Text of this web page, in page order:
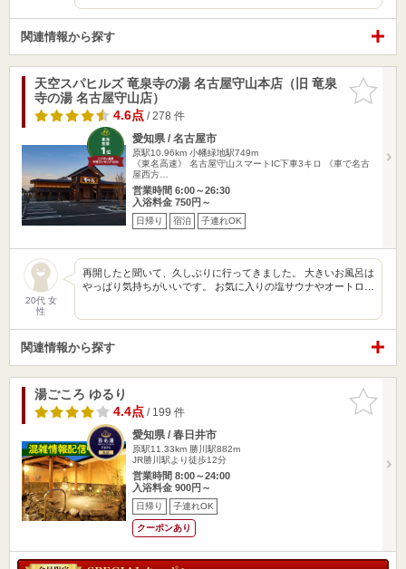
関連情報から探す
お気に入
りに追加
天空スパヒルズ 竜泉寺の湯 名古屋守山本店（旧 竜泉
寺の湯 名古屋守山店）
4.6点/ 278 件
愛知県 / 名古屋市
原駅10.96km 小幡緑地駅749m
《東名高速》 名古屋守山スマートIC下車3キロ 《車で名古
屋西方…
営業時間 6:00～26:30
入浴料金 750円～
日帰り 宿泊 子連れOK
20代 女
性
再開したと聞いて、久しぶりに行ってきました。 大きいお風呂は
やっぱり気持ちがいいです。 お気に入りの塩サウナやオートロ…
関連情報から探す
お気に入
りに追加
湯ごころ ゆるり
4.4点/ 199 件
愛知県 / 春日井市
原駅11.33km 勝川駅882m
JR勝川駅より徒歩12分
営業時間 8:00～24:00
入浴料金 900円～
日帰り 子連れOK
クーポンあり